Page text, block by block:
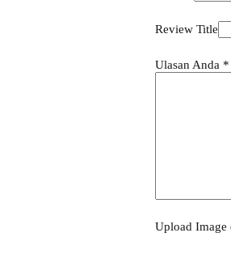
Review Title
Ulasan Anda *
Upload Image